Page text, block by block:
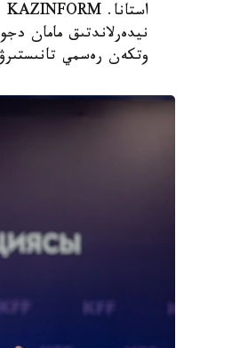
نيدەرلاندتىق مامان
وتكەن رەسمي